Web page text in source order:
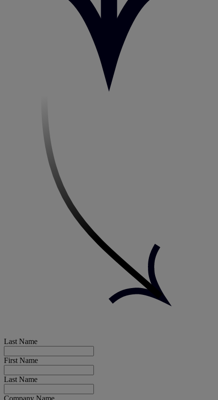
Last Name
First Name
Last Name
Company Name